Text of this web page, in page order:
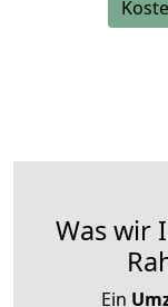
Was wir
Ein